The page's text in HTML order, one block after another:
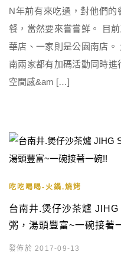
N年前有來吃過，對他們
餐，當然要來嘗嘗鮮。 目
華店、一家則是公園南店
南兩家都有加碼活動同時
空間感&am […]
吃吃喝喝-火鍋.燒烤
台南井.煲仔沙茶爐
粥，湯頭豐富~一碗接著
發佈於 2017-09-13